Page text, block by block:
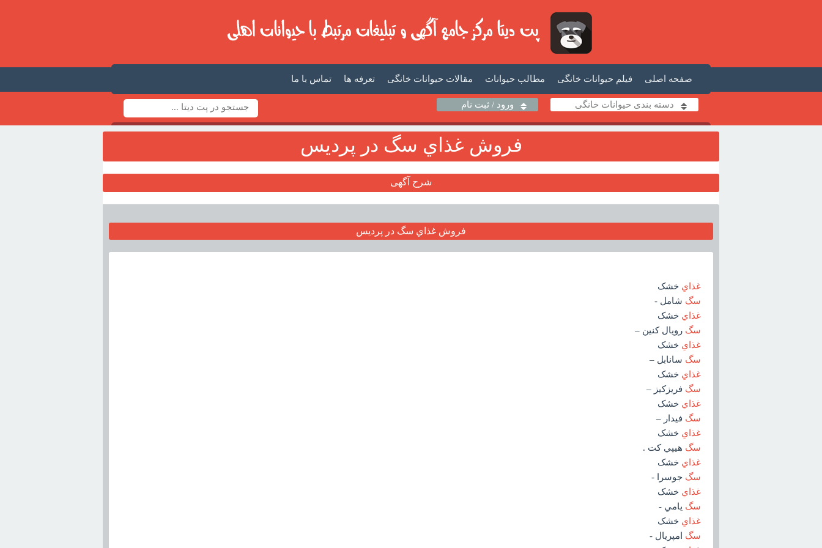
تماس با ما تعرفه ها مقالات حیوانات خانگی مطالب حیوانات فیلم حیوانات خانگی صفحه اصلی
دسته بندی حیوانات خانگی ورود / ثبت نام
فروش غذاي سگ در پرديس
شرح آگهی
فروش غذاي سگ در پرديس
غذاي خشک
سگ شامل -
غذاي خشک
سگ رويال کنين –
غذاي خشک
سگ سانابل –
غذاي خشک
سگ فريزکيز –
غذاي خشک
سگ فيدار –
غذاي خشک
سگ هيپي کت .
غذاي خشک
سگ جوسرا -
غذاي خشک
سگ يامي -
غذاي خشک
سگ امپريال -